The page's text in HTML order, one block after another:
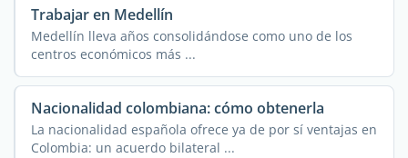
Trabajar en Medellín
Medellín lleva años consolidándose como uno de los
centros económicos más ...
Nacionalidad colombiana: cómo obtenerla
La nacionalidad española ofrece ya de por sí ventajas en
Colombia: un acuerdo bilateral ...